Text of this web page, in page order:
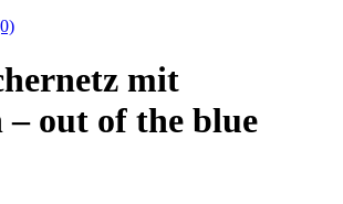
mit
– out of the blue